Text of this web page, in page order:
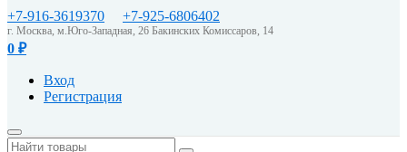
+7-916-3619370 +7-925-6806402
г. Москва, м.Юго-Западная, 26 Бакинских Комиссаров, 14
0 ₽
Вход
Регистрация